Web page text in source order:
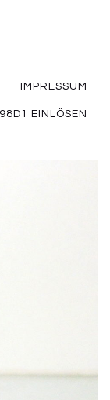
IMPRESSUM
EINLÖSEN